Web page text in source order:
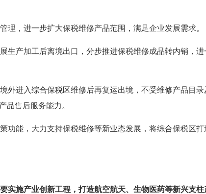
理，进一步扩大保税维修产品范围，满足企业发展需求。
生产加工后离境出口，分步推进保税维修成品转内销，进
外进入综合保税区维修后再复运出境，不受维修产品目录
品售后服务能力。
功能，大力支持保税维修等新业态发展，将综合保税区打
实施产业创新工程，打造航空航天、生物医药等新兴支柱